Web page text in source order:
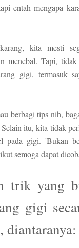
entah mengapa
kita mesti
menebal. Tapi,
gigi, termasuk
berbagi tips nih,
itu, kita tidak
pada gigi. 'Bukan
semoga dapat
trik yang
gigi
diantaranya: